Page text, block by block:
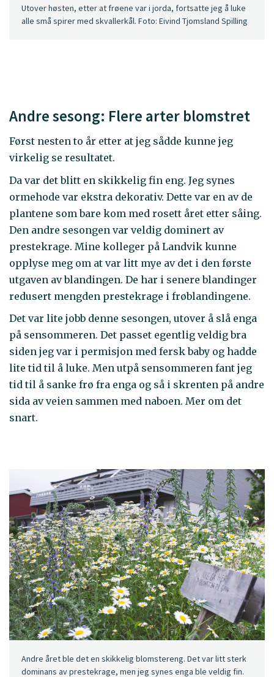
Utover høsten, etter at frøene var i jorda, fortsatte jeg å luke
alle små spirer med skvallerkål. Foto: Eivind Tjomsland Spilling
Andre sesong: Flere arter blomstret
Først nesten to år etter at jeg sådde kunne jeg
virkelig se resultatet.
Da var det blitt en skikkelig fin eng. Jeg synes
ormehode var ekstra dekorativ. Dette var en av de
plantene som bare kom med rosett året etter såing.
Den andre sesongen var veldig dominert av
prestekrage. Mine kolleger på Landvik kunne
opplyse meg om at var litt mye av det i den første
utgaven av blandingen. De har i senere blandinger
redusert mengden prestekrage i frøblandingene.
Det var lite jobb denne sesongen, utover å slå enga
på sensommeren. Det passet egentlig veldig bra
siden jeg var i permisjon med fersk baby og hadde
lite tid til å luke. Men utpå sensommeren fant jeg
tid til å sanke frø fra enga og så i skrenten på andre
sida av veien sammen med naboen. Mer om det
snart.
Andre året ble det en skikkelig blomstereng. Det var litt sterk
dominans av prestekrage, men jeg synes enga ble veldig fin.